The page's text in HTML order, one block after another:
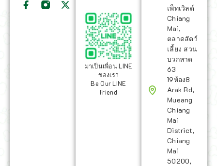
มาเป็นเพื่อน LINE
ของเรา
Be Our LINE
Friend
เพ็ทเวิลด์
Chiang
Mai,
ตลาดสัตว์
เลี้ยง สวน
บวกหาด
63
19ห้อง8
Arak Rd,
Mueang
Chiang
Mai
District,
Chiang
Mai
50200,